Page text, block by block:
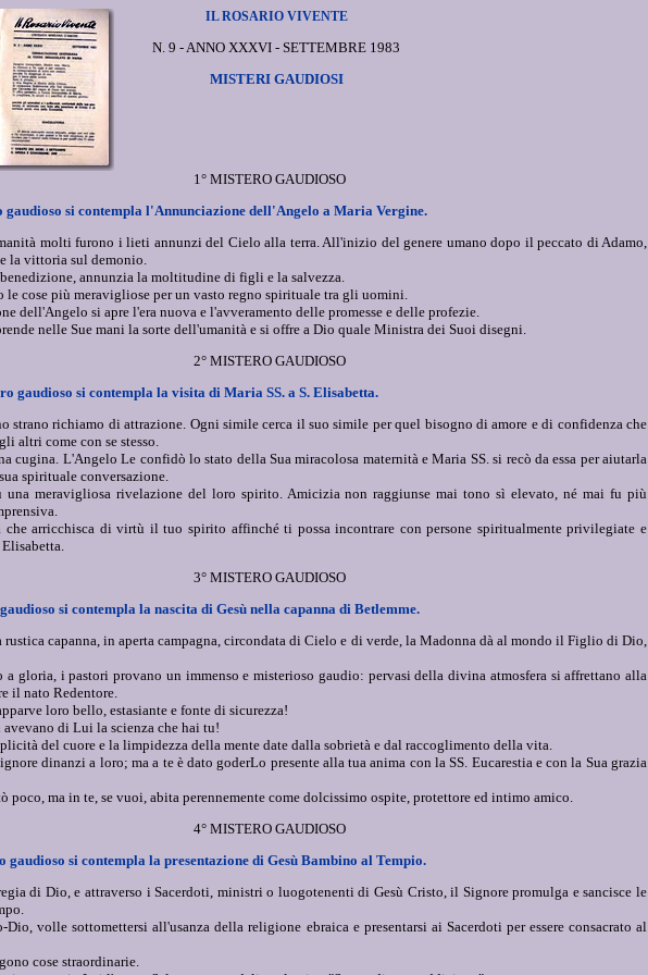
IL ROSARIO VIVENTE
N. 9 - ANNO XXXVI - SETTEMBRE 1983
MISTERI GAUDIOSI
1° MISTERO GAUDIOSO
gaudioso si contempla l'Annunciazione dell'Angelo a Maria Vergine.
molti furono i lieti annunzi del Cielo alla terra. All'inizio del genere umano dopo il peccato di Adamo,
la vittoria sul demonio.
annunzia la moltitudine di figli e la salvezza.
cose più meravigliose per un vasto regno spirituale tra gli uomini.
dell'Angelo si apre l'era nuova e l'avveramento delle promesse e delle profezie.
nelle Sue mani la sorte dell'umanità e si offre a Dio quale Ministra dei Suoi disegni.
2° MISTERO GAUDIOSO
gaudioso si contempla la visita di Maria SS. a S. Elisabetta.
strano richiamo di attrazione. Ogni simile cerca il suo simile per quel bisogno di amore e di confidenza che
altri come con se stesso.
cugina. L'Angelo Le confidò lo stato della Sua miracolosa maternità e Maria SS. si recò da essa per aiutarla
spirituale conversazione.
meravigliosa rivelazione del loro spirito. Amicizia non raggiunse mai tono sì elevato, né mai fu più
che arricchisca di virtù il tuo spirito affinché ti possa incontrare con persone spiritualmente privilegiate e
3° MISTERO GAUDIOSO
si contempla la nascita di Gesù nella capanna di Betlemme.
rustica capanna, in aperta campagna, circondata di Cielo e di verde, la Madonna dà al mondo il Figlio di Dio,
a gloria, i pastori provano un immenso e misterioso gaudio: pervasi della divina atmosfera si affrettano alla
il nato Redentore.
loro bello, estasiante e fonte di sicurezza!
avevano di Lui la scienza che hai tu!
del cuore e la limpidezza della mente date dalla sobrietà e dal raccoglimento della vita.
dinanzi a loro; ma a te è dato goderLo presente alla tua anima con la SS. Eucarestia e con la Sua grazia
poco, ma in te, se vuoi, abita perennemente come dolcissimo ospite, protettore ed intimo amico.
4° MISTERO GAUDIOSO
gaudioso si contempla la presentazione di Gesù Bambino al Tempio.
di Dio, e attraverso i Sacerdoti, ministri o luogotenenti di Gesù Cristo, il Signore promulga e sancisce le
Dio, volle sottomettersi all'usanza della religione ebraica e presentarsi ai Sacerdoti per essere consacrato al
cose straordinarie.